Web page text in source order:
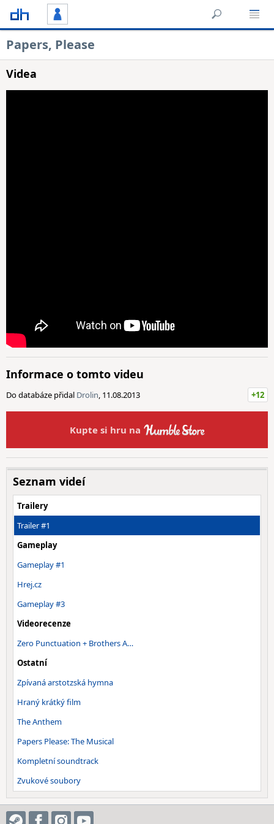
Papers, Please
Videa
Informace o tomto videu
Do databáze přidal Drolin, 11.08.2013 +12
Kupte si hru na
Seznam videí
Trailery
Trailer #1
Gameplay
Gameplay #1
Hrej.cz
Gameplay #3
Videorecenze
Zero Punctuation + Brothers A…
Ostatní
Zpívaná arstotzská hymna
Hraný krátký film
The Anthem
Papers Please: The Musical
Kompletní soundtrack
Zvukové soubory